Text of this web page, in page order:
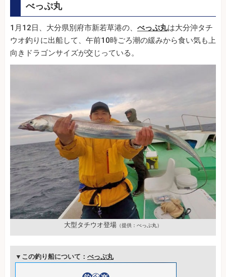
べっぷ丸
1月12日、大分県別府市新若草港の、 べっぷ丸は大分沖タチ
ウオ釣りに出船して、午前10時ごろ潮の緩みから食い気も上
向きドラゴンサイズが交じっている。
大型タチウオ登場 （提供：べっぷ丸）
▼この釣り船について： べっぷ丸